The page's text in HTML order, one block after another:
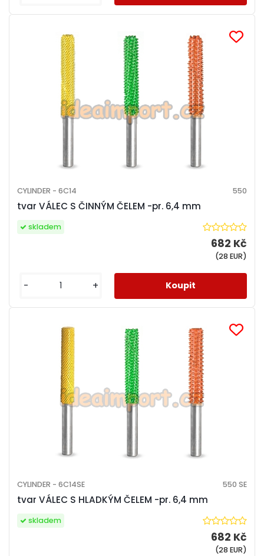
tvar VÁLEC S ČINNÝM ČELEM -pr. 6,4 mm
CYLINDER - 6C14 550
682 Kč
(28 EUR)
skladem
- +
tvar VÁLEC S HLADKÝM ČELEM -pr. 6,4 mm
CYLINDER - 6C14SE 550 SE
682 Kč
(28 EUR)
skladem